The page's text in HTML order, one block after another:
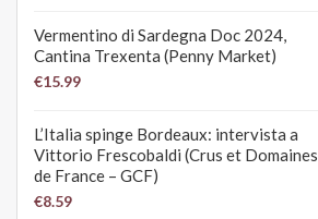
Vermentino di Sardegna Doc 2024,
Cantina Trexenta (Penny Market)
€15.99
L’Italia spinge Bordeaux: intervista a
Vittorio Frescobaldi (Crus et Domaines
de France – GCF)
€8.59